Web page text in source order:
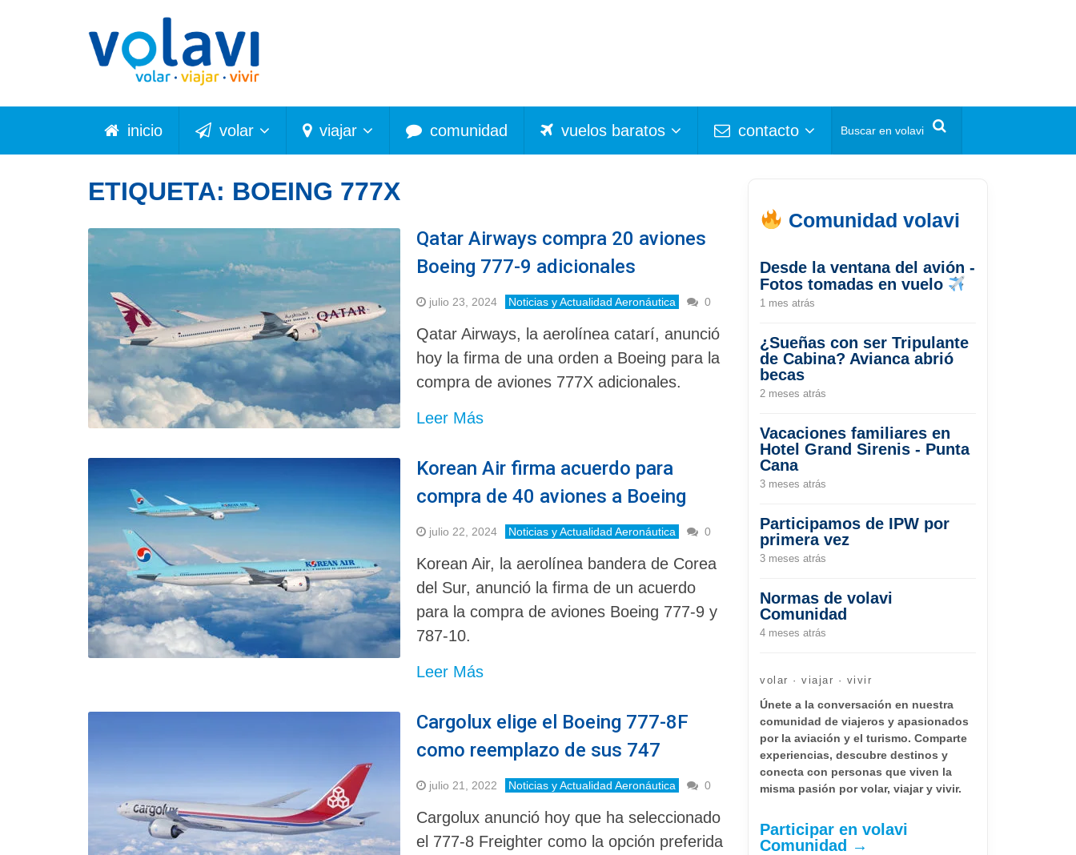
inicio volar viajar comunidad vuelos baratos contacto
ETIQUETA: BOEING 777X
Qatar Airways compra 20 aviones
Boeing 777-9 adicionales
julio 23, 2024 Noticias y Actualidad Aeronáutica 0
Qatar Airways, la aerolínea catarí, anunció
hoy la firma de una orden a Boeing para la
compra de aviones 777X adicionales.
Leer Más
Korean Air firma acuerdo para
compra de 40 aviones a Boeing
julio 22, 2024 Noticias y Actualidad Aeronáutica 0
Korean Air, la aerolínea bandera de Corea
del Sur, anunció la firma de un acuerdo
para la compra de aviones Boeing 777-9 y
787-10.
Leer Más
Cargolux elige el Boeing 777-8F
como reemplazo de sus 747
julio 21, 2022 Noticias y Actualidad Aeronáutica 0
Cargolux anunció hoy que ha seleccionado
el 777-8 Freighter como la opción preferida
Comunidad volavi
Desde la ventana del avión -
Fotos tomadas en vuelo
1 mes atrás
¿Sueñas con ser Tripulante
de Cabina? Avianca abrió
becas
2 meses atrás
Vacaciones familiares en
Hotel Grand Sirenis - Punta
Cana
3 meses atrás
Participamos de IPW por
primera vez
3 meses atrás
Normas de volavi
Comunidad
4 meses atrás
volar · viajar · vivir
Únete a la conversación en nuestra
comunidad de viajeros y apasionados
por la aviación y el turismo. Comparte
experiencias, descubre destinos y
conecta con personas que viven la
misma pasión por volar, viajar y vivir.
Participar en volavi
Comunidad →